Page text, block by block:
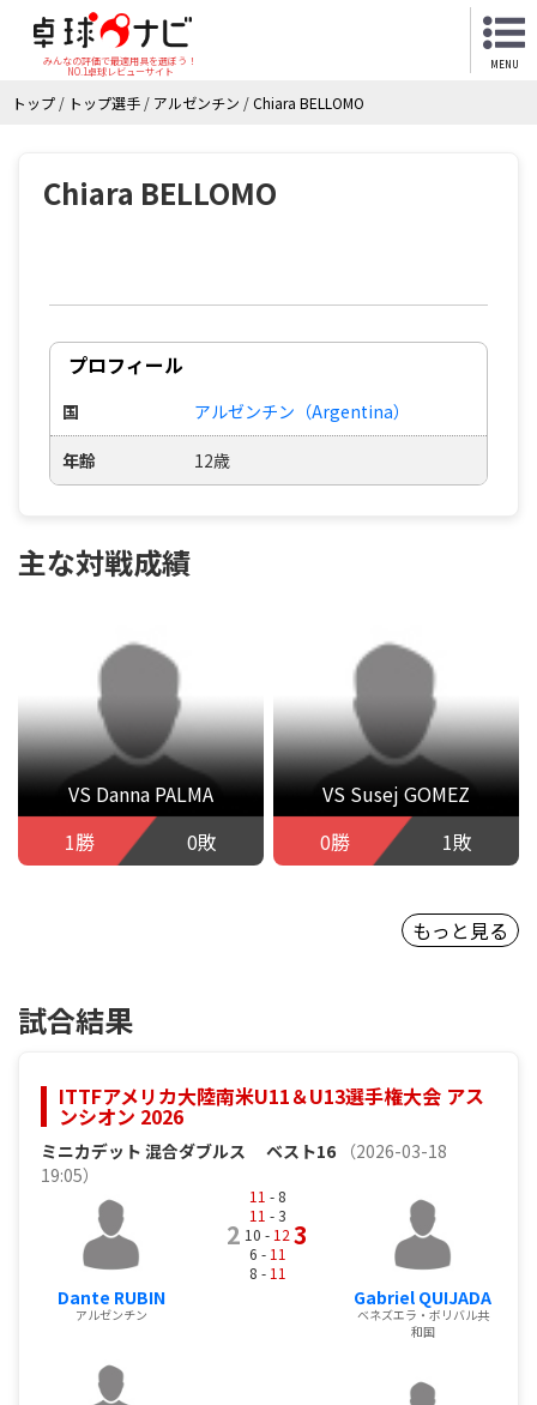
みんなの評価で最適用具を選ぼう！
NO.1卓球レビューサイト
MENU
トップ / トップ選手 / アルゼンチン /Chiara BELLOMO
Chiara BELLOMO
プロフィール
国 アルゼンチン（Argentina）
年齢 12歳
主な対戦成績
VS Danna PALMA
1勝
0敗
VS Susej GOMEZ
0勝
1敗
もっと見る
試合結果
ITTFアメリカ大陸南米U11＆U13選手権大会 アス
ンシオン 2026
ミニカデット 混合ダブルス ベスト16
（2026-03-18
19:05）
Dante RUBIN
アルゼンチン
2
11 - 8
11 - 3
10 - 12
6 - 11
8 - 11
3
Gabriel QUIJADA
ベネズエラ・ボリバル共
和国